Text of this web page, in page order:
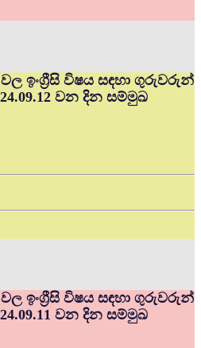
ඉංග්‍රීසි විෂය සඳහා ගුරුවරුන්
වන දින සම්මුඛ
ඉංග්‍රීසි විෂය සඳහා ගුරුවරුන්
වන දින සම්මුඛ